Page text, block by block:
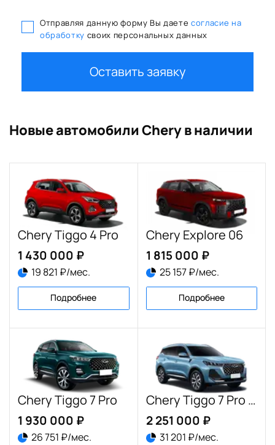
Отправляя данную форму Вы даете согласие на
обработку своих персональных данных
Оставить заявку
Новые автомобили Chery в наличии
Chery Tiggo 4 Pro
1 430 000 ₽
19 821 ₽/мес.
Подробнее
Chery Explore 06
1 815 000 ₽
25 157 ₽/мес.
Подробнее
Chery Tiggo 7 Pro
1 930 000 ₽
26 751 ₽/мес.
Chery Tiggo 7 Pro Max
2 251 000 ₽
31 201 ₽/мес.